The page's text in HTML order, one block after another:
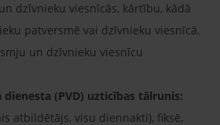
dzīvnieku viesnīcās, kārtību, kādā
patversmē vai dzīvnieku viesnīcā,
un dzīvnieku viesnīcu
(PVD) uzticības tālrunis:
atbildētājs, visu diennakti), fiksē,